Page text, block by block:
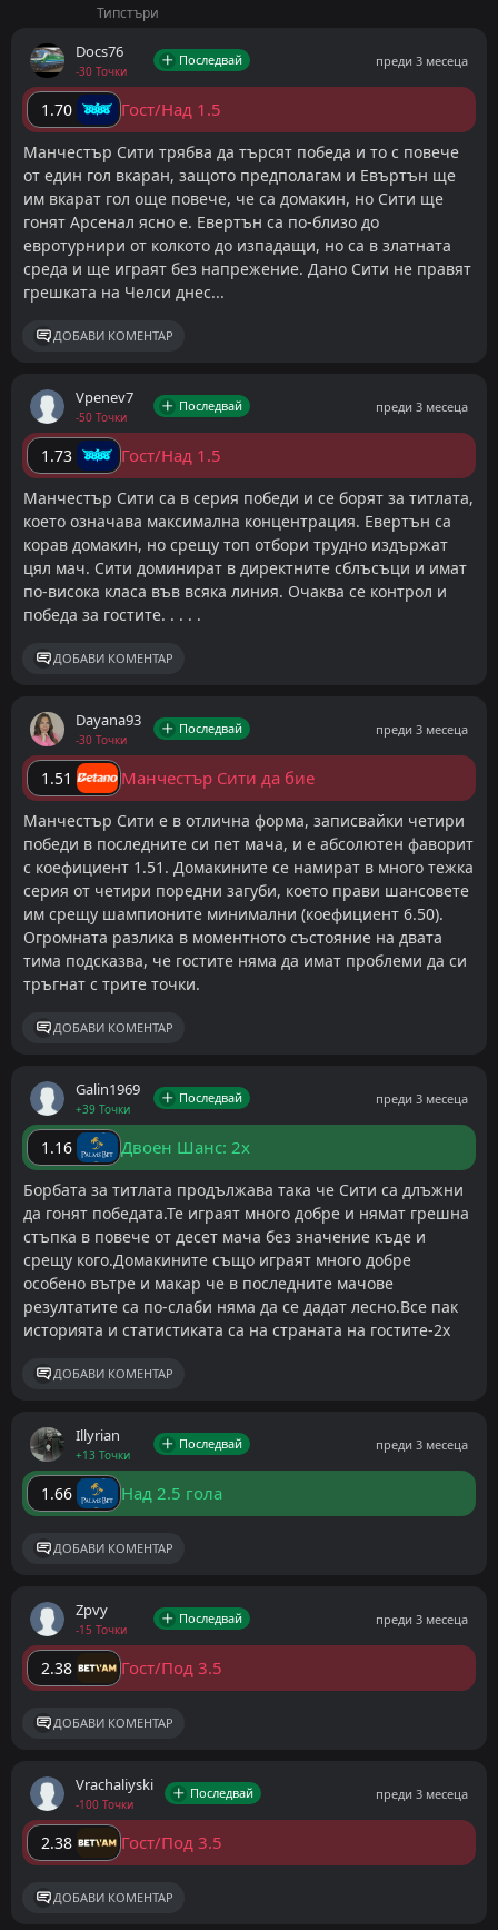
Типстъри
Docs76
-30 Точки
Последвай преди 3 месеца
1.70 Гост/Над 1.5
Манчестър Сити трябва да търсят победа и то с повече
от един гол вкаран, защото предполагам и Евъртън ще
им вкарат гол още повече, че са домакин, но Сити ще
гонят Арсенал ясно е. Евертън са по-близо до
евротурнири от колкото до изпадащи, но са в златната
среда и ще играят без напрежение. Дано Сити не правят
грешката на Челси днес...
ДОБАВИ КОМЕНТАР
Vpenev7
-50 Точки
Последвай преди 3 месеца
1.73 Гост/Над 1.5
Манчестър Сити са в серия победи и се борят за титлата,
което означава максимална концентрация. Евертън са
корав домакин, но срещу топ отбори трудно издържат
цял мач. Сити доминират в директните сблъсъци и имат
по-висока класа във всяка линия. Очаква се контрол и
победа за гостите. . . . .
ДОБАВИ КОМЕНТАР
Dayana93
-30 Точки
Последвай преди 3 месеца
1.51 Манчестър Сити да бие
Манчестър Сити е в отлична форма, записвайки четири
победи в последните си пет мача, и е абсолютен фаворит
с коефициент 1.51. Домакините се намират в много тежка
серия от четири поредни загуби, което прави шансовете
им срещу шампионите минимални (коефициент 6.50).
Огромната разлика в моментното състояние на двата
тима подсказва, че гостите няма да имат проблеми да си
тръгнат с трите точки.
ДОБАВИ КОМЕНТАР
Galin1969
+39 Точки
Последвай преди 3 месеца
1.16 Двоен Шанс: 2x
Борбата за титлата продължава така че Сити са длъжни
да гонят победата.Те играят много добре и нямат грешна
стъпка в повече от десет мача без значение къде и
срещу кого.Домакините също играят много добре
особено вътре и макар че в последните мачове
резултатите са по-слаби няма да се дадат лесно.Все пак
историята и статистиката са на страната на гостите-2х
ДОБАВИ КОМЕНТАР
Illyrian
+13 Точки
Последвай преди 3 месеца
1.66 Над 2.5 гола
ДОБАВИ КОМЕНТАР
Zpvy
-15 Точки
Последвай преди 3 месеца
2.38 Гост/Под 3.5
ДОБАВИ КОМЕНТАР
Vrachaliyski
-100 Точки
Последвай преди 3 месеца
2.38 Гост/Под 3.5
ДОБАВИ КОМЕНТАР